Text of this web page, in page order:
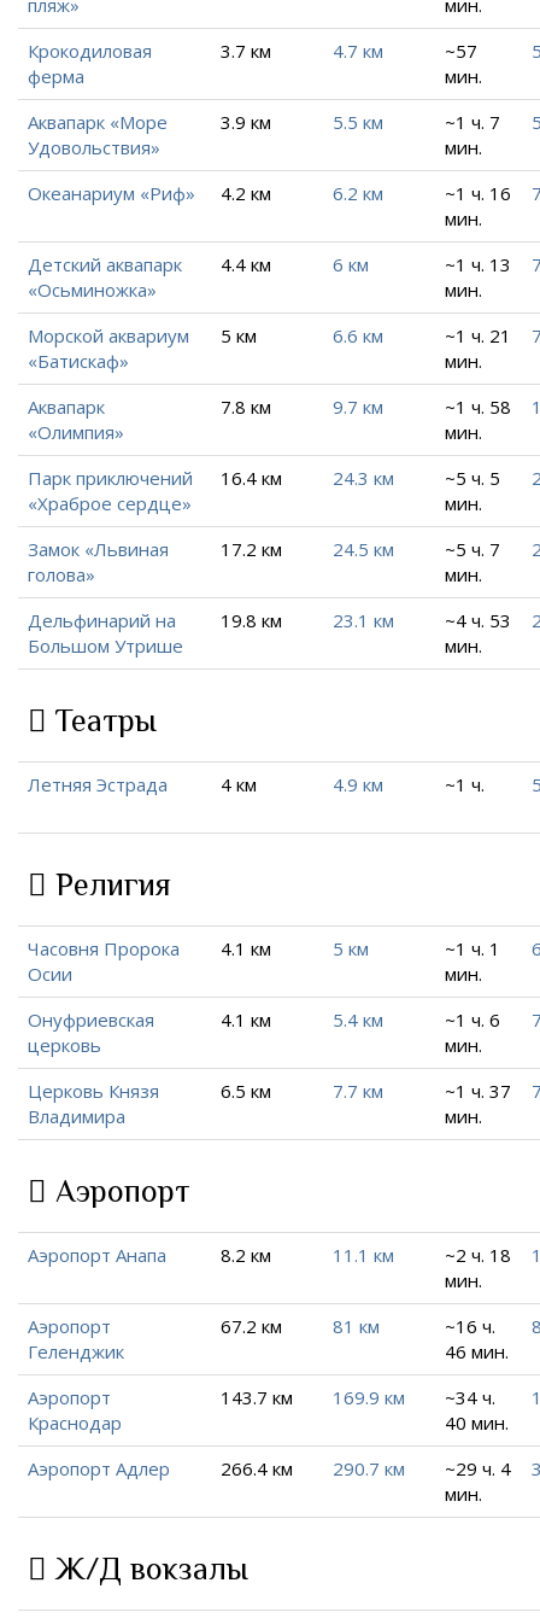
Крокодиловая
ферма
3.7 км 4.7 км
~57
мин.
Аквапарк «Море
Удовольствия»
3.9 км 5.5 км
~1 ч. 7
мин.
Океанариум «Риф» 4.2 км 6.2 км
~1 ч. 16
мин.
Детский аквапарк
«Осьминожка»
4.4 км 6 км
~1 ч. 13
мин.
Морской аквариум
«Батискаф»
5 км 6.6 км
~1 ч. 21
мин.
Аквапарк
«Олимпия»
7.8 км 9.7 км
~1 ч. 58
мин.
Парк приключений
«Храброе сердце»
16.4 км 24.3 км
~5 ч. 5
мин.
Замок «Львиная
голова»
17.2 км 24.5 км
~5 ч. 7
мин.
Дельфинарий на
Большом Утрише
19.8 км 23.1 км
~4 ч. 53
мин.
Театры
Летняя Эстрада 4 км 4.9 км ~1 ч.
Религия
Часовня Пророка
Осии
4.1 км 5 км
~1 ч. 1
мин.
Онуфриевская
церковь
4.1 км 5.4 км
~1 ч. 6
мин.
Церковь Князя
Владимира
6.5 км 7.7 км
~1 ч. 37
мин.
Аэропорт
Аэропорт Анапа 8.2 км 11.1 км
~2 ч. 18
мин.
Аэропорт
Геленджик
67.2 км 81 км
~16 ч.
46 мин.
Аэропорт
Краснодар
143.7 км 169.9 км
~34 ч.
40 мин.
Аэропорт Адлер 266.4 км 290.7 км
~29 ч. 4
мин.
Ж/Д вокзалы